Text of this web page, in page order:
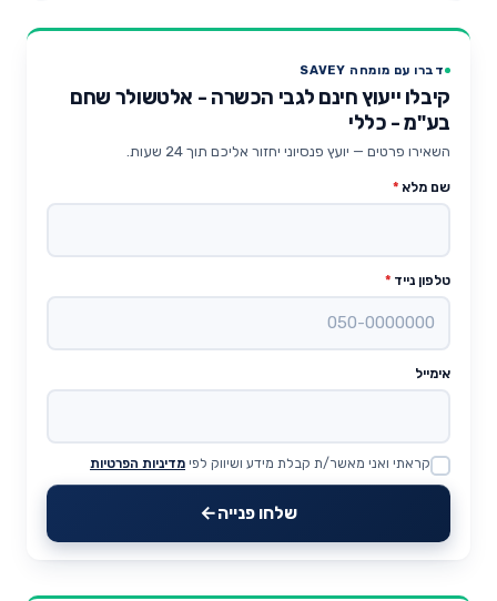
דברו עם מומחה SAVEY
קיבלו ייעוץ חינם לגבי הכשרה - אלטשולר שחם
בע"מ - כללי
השאירו פרטים — יועץ פנסיוני יחזור אליכם תוך 24 שעות.
שם מלא *
טלפון נייד *
אימייל
Website
קראתי ואני מאשר/ת קבלת מידע ושיווק לפי מדיניות הפרטיות
שלחו פנייה